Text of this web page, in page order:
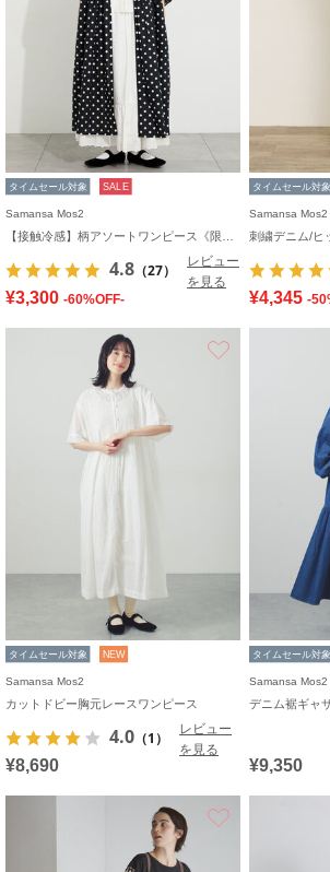
タイムセール対象 SALE
Samansa Mos2
4.8 （27）
レビュー
を見る
¥3,300 -60%OFF-
タイムセール対象
Samansa Mos2
刺繍デニム/ヒ
¥4,345 -
タイムセール対象 NEW
Samansa Mos2
カットドビー胸元レースワンピース
4.0 （1）
レビュー
を見る
¥8,690
タイムセール対象
Samansa Mos2
デニム裾ギャ
¥9,350